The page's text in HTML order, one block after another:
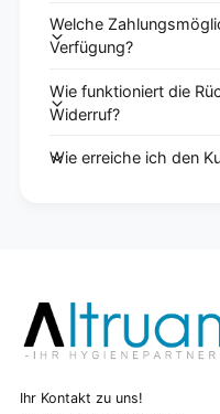
Welche
Verfügung?
Wie funktioniert die
Widerruf?
Wie erreiche ich den
Ihr Kontakt zu uns!